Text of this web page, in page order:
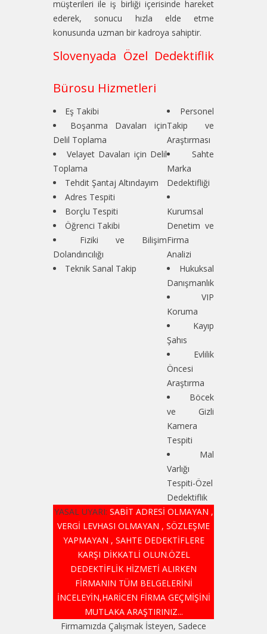
müşterileri ile iş birliği içerisinde hareket
ederek, sonucu hızla elde etme
konusunda uzman bir kadroya sahiptir.
Slovenyada Özel Dedektiflik
Bürosu Hizmetleri
Eş Takibi
Boşanma Davaları için
Delil Toplama
Velayet Davaları için Delil
Toplama
Tehdit Şantaj Altındayım
Adres Tespiti
Borçlu Tespiti
Öğrenci Takibi
Fiziki ve Bilişim
Dolandırıcılığı
Teknik Sanal Takip
Personel
Takip ve
Araştırması
Sahte
Marka
Dedektifliği
Kurumsal
Denetim ve
Firma
Analizi
Hukuksal
Danışmanlık
VIP
Koruma
Kayıp
Şahıs
Evlilik
Öncesi
Araştırma
Böcek
ve Gizli
Kamera
Tespiti
Mal
Varlığı
Tespiti-Özel
Dedektiflik
YASAL UYARI: SABİT ADRESİ OLMAYAN ,
VERGİ LEVHASI OLMAYAN , SÖZLEŞME
YAPMAYAN , SAHTE DEDEKTİFLERE
KARŞI DİKKATLİ OLUN.ÖZEL
DEDEKTİFLİK HİZMETİ ALIRKEN
FİRMANIN TÜM BELGELERİNİ
İNCELEYİN,HARİCEN FİRMA GEÇMİŞİNİ
MUTLAKA ARAŞTIRINIZ...
Firmamızda Çalışmak İsteyen, Sadece